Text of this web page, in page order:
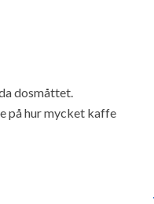
dosmåttet.
på hur mycket kaffe